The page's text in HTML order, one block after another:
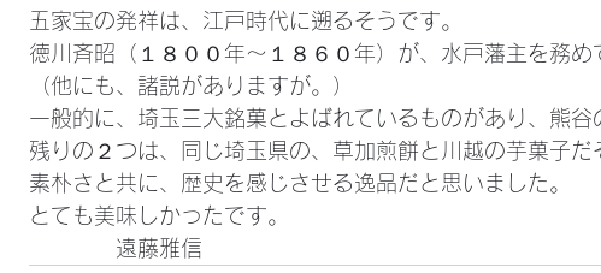
五家宝の発祥は、江戸時代に遡るそうです。
徳川斉昭（１８００年～１８６０年）が、水戸藩主を務め
（他にも、諸説がありますが。）
一般的に、埼玉三大銘菓とよばれているものがあり、熊谷
残りの２つは、同じ埼玉県の、草加煎餅と川越の芋菓子だ
素朴さと共に、歴史を感じさせる逸品だと思いました。
とても美味しかったです。
遠藤雅信